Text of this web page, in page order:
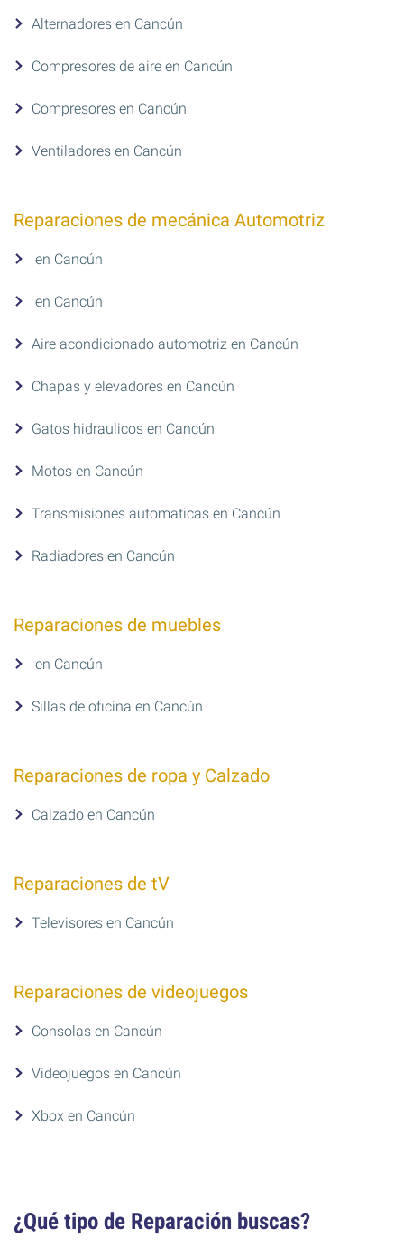
Alternadores en Cancún
Compresores de aire en Cancún
Compresores en Cancún
Ventiladores en Cancún
Reparaciones de mecánica Automotriz
en Cancún
en Cancún
Aire acondicionado automotriz en Cancún
Chapas y elevadores en Cancún
Gatos hidraulicos en Cancún
Motos en Cancún
Transmisiones automaticas en Cancún
Radiadores en Cancún
Reparaciones de muebles
en Cancún
Sillas de oficina en Cancún
Reparaciones de ropa y Calzado
Calzado en Cancún
Reparaciones de tV
Televisores en Cancún
Reparaciones de videojuegos
Consolas en Cancún
Videojuegos en Cancún
Xbox en Cancún
¿Qué tipo de Reparación buscas?